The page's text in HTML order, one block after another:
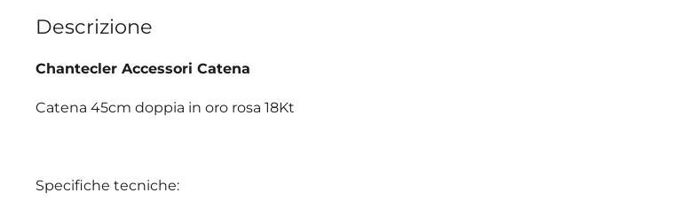
Descrizione
Chantecler Accessori Catena
Catena 45cm doppia in oro rosa 18Kt
Specifiche tecniche: